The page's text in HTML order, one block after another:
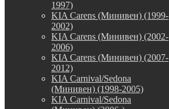
1997)
KIA Carens (Минивен) (1999-
2002)
KIA Carens (Минивен) (2002-
2006)
KIA Carens (Минивен) (2007-
2012)
KIA Carnival/Sedona
(Минивен) (1998-2005)
KIA Carnival/Sedona